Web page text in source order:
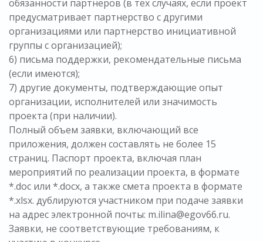
обязанности партнеров (в тех случаях, если проект
предусматривает партнерство с другими
организациями или партнерство инициативной
группы с организацией);
6) письма поддержки, рекомендательные письма
(если имеются);
7) другие документы, подтверждающие опыт
организации, исполнителей или значимость
проекта (при наличии).
Полный объем заявки, включающий все
приложения, должен составлять не более 15
страниц. Паспорт проекта, включая план
мероприятий по реализации проекта, в формате
*.doc или *.docx, а также смета проекта в формате
*.xlsx. дублируются участником при подаче заявки
на адрес электронной почты: m.ilina@egov66.ru.
Заявки, не соответствующие требованиям, к